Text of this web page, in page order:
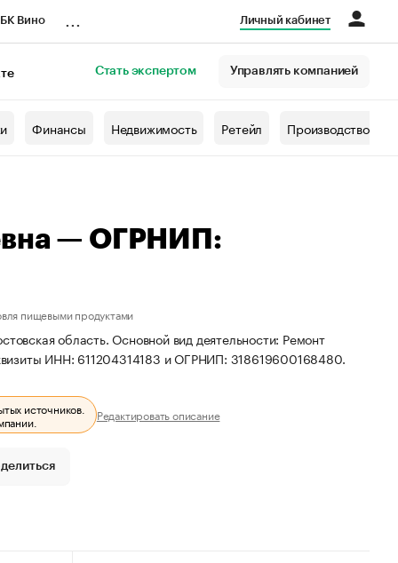
Вино Личный кабинет
Стать экспертом Управлять компанией
Финансы Недвижимость Ретейл Производство
— ОГРНИП:
пищевыми продуктами
область. Основной вид деятельности: Ремонт
ИНН: 611204314183 и ОГРНИП: 318619600168480.
источников.
Редактировать описание